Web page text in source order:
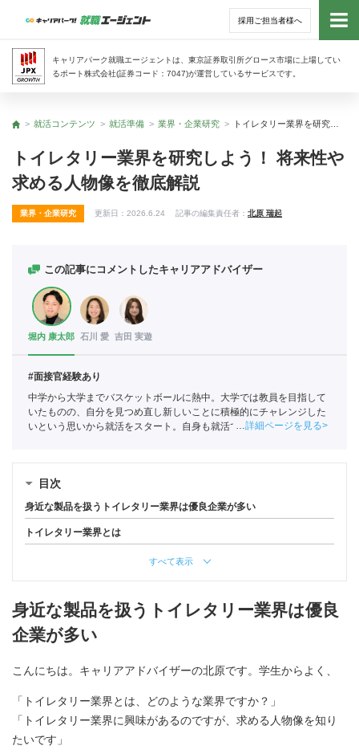
採用ご担当者様へ
キャリアパーク就職エージェントは、東京証券取引所グロース市場に上場してい
るポート株式会社(証券コード：7047)が運営しているサービスです。
トッ
トップ
就活コンテンツ 就活準備 業界・企業研究
トイレタリー業界を研究しよう！ 将来性や
求める人物像を徹底解説
業界・企業研究 更新日： 2026.6.24 記事の編集責任者： 北原 瑞起
この記事にコメントしたキャリアアドバイザー
堀内 康太郎 石川 愛 吉田 実遊
#面接官経験あり
中学から大学までバスケットボールに熱中。大学では教員を目指して
いたものの、自分を見つめ直し新しいことに積極的にチャレンジした
いという思いから就活をスタート。自身も就活ではエージェントを利
詳細ページを見る
目次
身近な製品を扱うトイレタリー業界は優良企業が多い
トイレタリー業界とは
すべて表示
身近な製品を扱うトイレタリー業界は優良
企業が多い
こんにちは。キャリアアドバイザーの北原です。学生からよく、
「トイレタリー業界とは、どのような業界ですか？」
「トイレタリー業界に興味があるのですが、求める人物像を知り
たいです」